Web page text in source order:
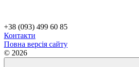
+38 (093) 499 60 85
Контакти
Повна версія сайту
© 2026